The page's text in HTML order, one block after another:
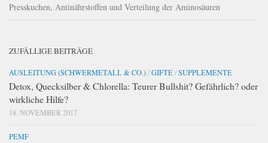
Presskuchen, Antinährstoffen und Verteilung der Aminosäuren
ZUFÄLLIGE BEITRÄGE
AUSLEITUNG (SCHWERMETALL & CO.)/GIFTE/SUPPLEMENTE
Detox, Quecksilber & Chlorella: Teurer Bullshit? Gefährlich? oder
wirkliche Hilfe?
18. NOVEMBER 2017
PEMF